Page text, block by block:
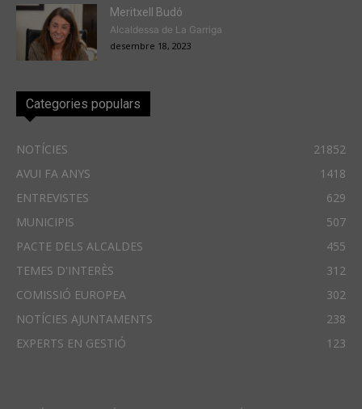
Meritxell Budó
Alcaldessa de La Garriga
desembre 18, 2023
Categories populars
NOTÍCIES
21852
AVUI FA ANYS
1418
ENTREVISTES
629
MUNICIPIS
507
PACTE DELS ALCALDES
455
TEMES D'INTERÈS
312
COMISSIÓ EUROPEA
302
NOTÍCIES AJUNTAMENTS
238
EXPERTS EN GESTIÓ
123